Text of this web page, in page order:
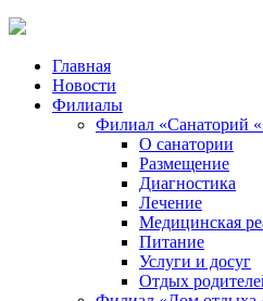
Главная
Новости
Филиалы
Филиал «Санаторий
О санатории
Размещение
Диагностика
Лечение
Медицинская
Питание
Услуги и досуг
Отдых